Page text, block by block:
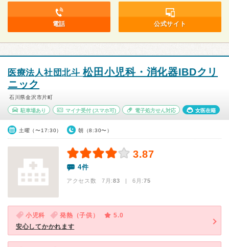
電話 公式サイト
医療法人社団北斗松田小児科・消化器IBDクリ
ニック
石川県金沢市片町
駐車場あり マイナ受付(スマホ可) 電子処方せん対応 女医在籍
土曜（〜17:30） 朝（8:30〜）
3.87
4件
アクセス数 7月:83 | 6月:75
小児科 発熱（子供）
5.0
安心してかかれます